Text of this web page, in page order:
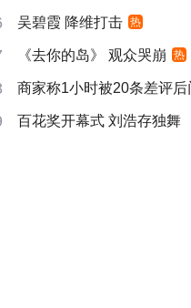
吴碧霞 降维打击 热
《去你的岛》 观众哭崩 热
商家称1小时被20条差评后
百花奖开幕式 刘浩存独舞